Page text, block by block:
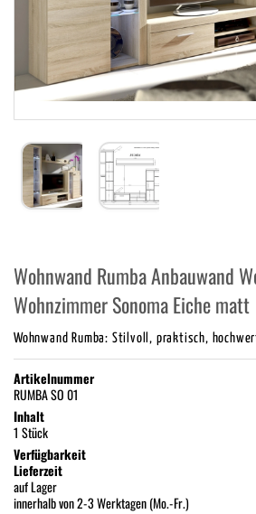
Wohnwand Rumba Anbauwand
Wohnzimmer Sonoma Eiche matt
Wohnwand Rumba: Stilvoll, praktisch,
Artikelnummer
RUMBA SO 01
Inhalt
1 Stück
Verfügbarkeit
Lieferzeit
auf Lager
innerhalb von 2-3 Werktagen (Mo.-Fr.)